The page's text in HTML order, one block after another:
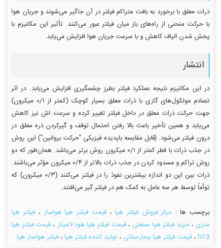
ذرات معلق با برخورد به بافت متراکم فیلتر در آن جاگیر می‌شوند و جریان هوا
با حرکت منحنی از راه‌های باز میان فیلتر عبور می‌کنند. تأثیر این مکانیزم با
پخش شدن الیاف کاهش و با سرعت جریان هوا افزایش می‌یابد.
انتشار
در این مکانیزم نتیجه عملکرد فیلتر بطرز چشمگیری افزایش می‌یابد. در اثر
تصادم مولکول‌های گازی با ذرات معلق بسیار کوچک (کمتر از ۰/۱ میکرون)
جهت حرکت ذرات معلق در داخل فیلتر تغییر کرده و سرعت اش نیز کاهش
می‌یابد و همین تأخیر باعث بالا رفتن احتمال توقف و گیرکردن ذره معلق در
درون فیلتر می‌شود. (قابل مقایسه باپدیده فیزیکی "حرکت بروانین") این روش
در جذب ذرات با قطر کمتر از ۰/۱ میکرون روش برتر می‌باشد. همان‌طور که دو
روش تراکم و مسدود کردن در جذب ذرات بالاتر از ۰/۴ میکرون مؤثر می‌باشند.
ذرات بین این دو اندازه بیشترین نفوذ را در فیلتر می‌کنند (۰/۳ میکرون) که
توأماً توسط هر سه عامل به کمک هم در فیلتر گیر می‌افتند.
برچسب ها : مرکز فروش فیلتر هپا،قیمت فیلتر هپا هواساز ، فیلتر هپا
متری ، خرید فیلتر هپا صنعتی ،قیمت فیلتر هپا هود لامینار ،قیمت فیلتر هپا
h13 ،قیمت فیلتر هپا بیمارستانی ، تولید کننده فیلتر هپا ،فیلتر هواساز هپا